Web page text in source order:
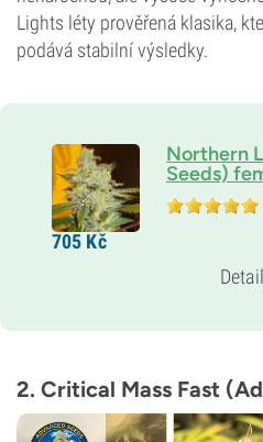
Lights léty prověřená klasika,
podává stabilní výsledky.
Northern
Seeds)
Rodiče
Afghani × Skunk #1 ×
10 %
6–7 týdnů
19 %
Typ kvetení
Fotoperioda
705 Kč
2. Critical Mass Fast